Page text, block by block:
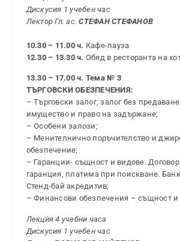
Дискусия 1 учебен час
Лектор Гл. ас.СТЕФАН СТЕФАНОВ
10.30 – 11.00 ч. Кафе-пауза
12.30 – 13.30 ч. Обяд в ресторанта на
13.30 – 17.00 ч. Тема № 3
ТЪРГОВСКИ ОБЕЗПЕЧЕНИЯ:
– Търговски залог, залог без
имущество и право на задържане;
– Особени залози;
– Менителнично поръчителство и
обезпечение;
– Гаранции- същност и видове.
гаранция, платима при поискване.
Стенд-бай акредитив;
– Финансови обезпечения – същност и
Лекция 4 учебни часа
Дискусия 1 учебен час